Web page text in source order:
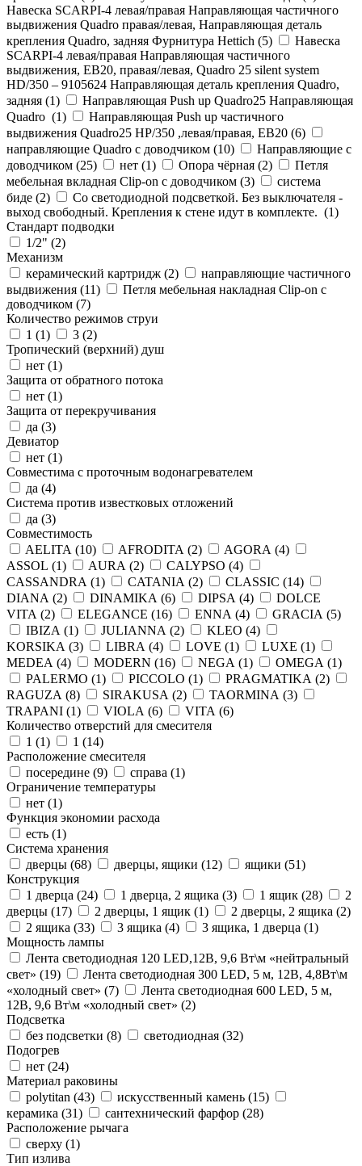
Навеска SCARPI-4 левая/правая Направляющая частичного
выдвижения Quadro правая/левая, Направляющая деталь
крепления Quadro, задняя Фурнитура Hettich (5)
Навеска
SCARPI-4 левая/правая Направляющая частичного
выдвижения, ЕВ20, правая/левая, Quadro 25 silent system
HD/350 – 9105624 Направляющая деталь крепления Quadro,
задняя (1)
Направляющая Push up Quadro25 Направляющая
Quadro (1)
Направляющая Push up частичного
выдвижения Quadro25 НР/350 ,левая/правая, ЕВ20 (6)
направляющие Quadro с доводчиком (10)
Направляющие с
доводчиком (25) нет (1) Опора чёрная (2)
Петля
мебельная вкладная Clip-on с доводчиком (3)
система
биде (2)
Со светодиодной подсветкой. Без выключателя -
выход свободный. Крепления к стене идут в комплекте. (1)
Стандарт подводки
1/2" (2)
Механизм
керамический картридж (2)
направляющие частичного
выдвижения (11)
Петля мебельная накладная Clip-on с
доводчиком (7)
Количество режимов струи
1 (1) 3 (2)
Тропический (верхний) душ
нет (1)
Защита от обратного потока
нет (1)
Защита от перекручивания
да (3)
Девиатор
нет (1)
Совместима с проточным водонагревателем
да (4)
Система против известковых отложений
да (3)
Совместимость
AELITA (10) AFRODITA (2) AGORA (4)
ASSOL (1) AURA (2) CALYPSO (4)
CASSANDRA (1) CATANIA (2) CLASSIC (14)
DIANA (2) DINAMIKA (6) DIPSA (4)
DOLCE
VITA (2) ELEGANCE (16) ENNA (4) GRACIA (5)
IBIZA (1) JULIANNA (2) KLEO (4)
KORSIKA (3) LIBRA (4) LOVE (1) LUXE (1)
MEDEA (4) MODERN (16) NEGA (1) OMEGA (1)
PALERMO (1) PICCOLO (1) PRAGMATIKA (2)
RAGUZA (8) SIRAKUSA (2) TAORMINA (3)
TRAPANI (1) VIOLA (6) VITA (6)
Количество отверстий для смесителя
1 (1) 1 (14)
Расположение смесителя
посередине (9) справа (1)
Ограничение температуры
нет (1)
Функция экономии расхода
есть (1)
Система хранения
дверцы (68) дверцы, ящики (12) ящики (51)
Конструкция
1 дверца (24) 1 дверца, 2 ящика (3) 1 ящик (28)
2
дверцы (17) 2 дверцы, 1 ящик (1) 2 дверцы, 2 ящика (2)
2 ящика (33) 3 ящика (4) 3 ящика, 1 дверца (1)
Мощность лампы
Лента светодиодная 120 LED,12В, 9,6 Вт\м «нейтральный
свет» (19)
Лента светодиодная 300 LED, 5 м, 12В, 4,8Вт\м
«холодный свет» (7)
Лента светодиодная 600 LED, 5 м,
12В, 9,6 Вт\м «холодный свет» (2)
Подсветка
без подсветки (8) светодиодная (32)
Подогрев
нет (24)
Материал раковины
polytitan (43) искусственный камень (15)
керамика (31) сантехнический фарфор (28)
Расположение рычага
сверху (1)
Тип излива